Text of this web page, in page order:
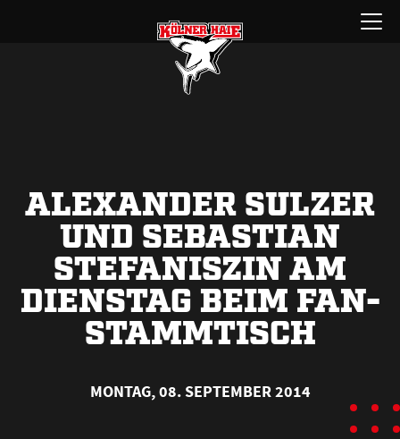
Menü
öffnen
ALEXANDER SULZER
UND SEBASTIAN
STEFANISZIN AM
DIENSTAG BEIM FAN-
STAMMTISCH
MONTAG, 08. SEPTEMBER 2014